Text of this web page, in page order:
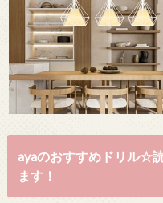
ayaのおすすめドリル☆
ます！